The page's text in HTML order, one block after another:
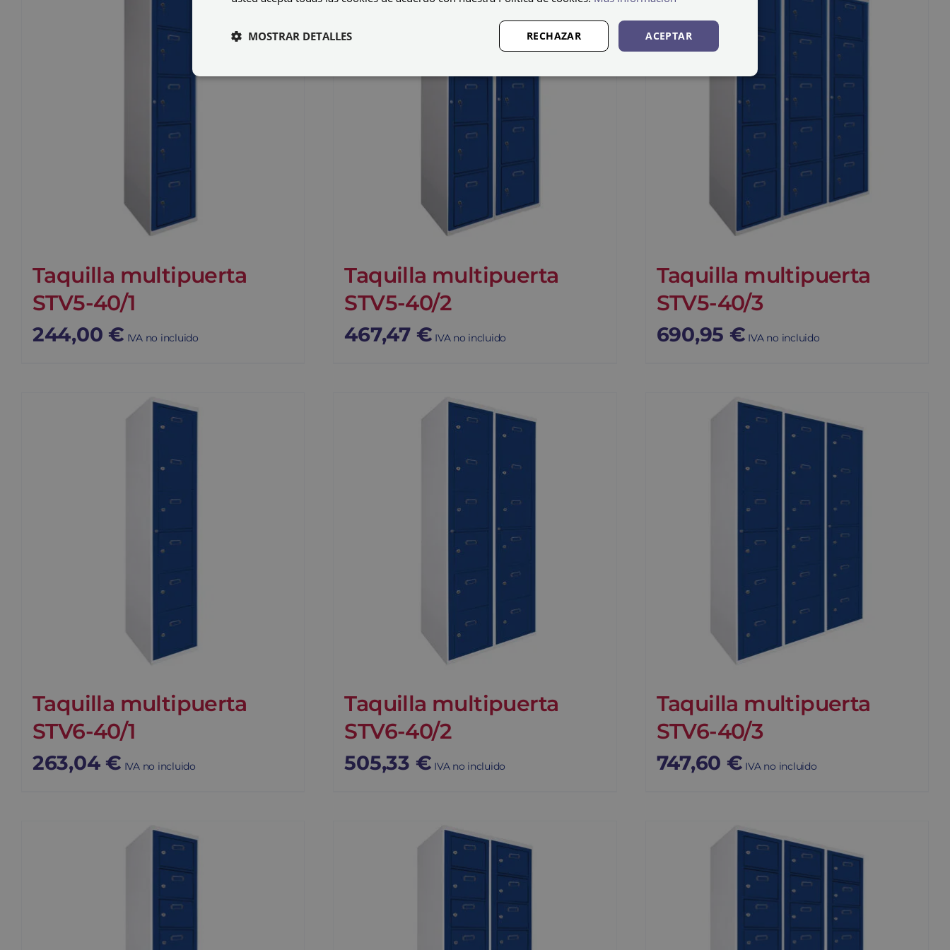
Taquilla multipuerta
STV5-40/1
244,00 € IVA no incluido
Taquilla multipuerta
STV5-40/2
467,47 € IVA no incluido
Taquilla multipuerta
STV5-40/3
690,95 € IVA no incluido
Taquilla multipuerta
STV6-40/1
263,04 € IVA no incluido
Taquilla multipuerta
STV6-40/2
505,33 € IVA no incluido
Taquilla multipuerta
STV6-40/3
747,60 € IVA no incluido
ACEPTAR
RECHAZAR
MOSTRAR DETALLES